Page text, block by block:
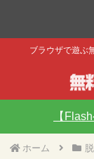
ブラウザで遊ぶ
【
ホーム